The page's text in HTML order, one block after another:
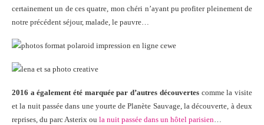
certainement un de ces quatre, mon chéri n’ayant pu profiter pleinement de
notre précédent séjour, malade, le pauvre…
2016 a également été marquée par d’autres découvertescomme la visite
et la nuit passée dans une yourte de Planète Sauvage, la découverte, à deux
reprises, du parc Asterix ou la nuit passée dans un hôtel parisien…